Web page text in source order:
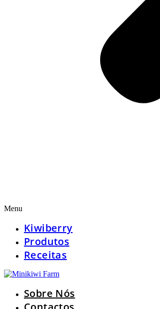
Menu
Kiwiberry
Produtos
Receitas
Sobre Nós